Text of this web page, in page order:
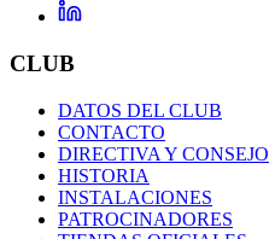
CLUB
DATOS DEL CLUB
CONTACTO
DIRECTIVA Y CONSEJO
HISTORIA
INSTALACIONES
PATROCINADORES